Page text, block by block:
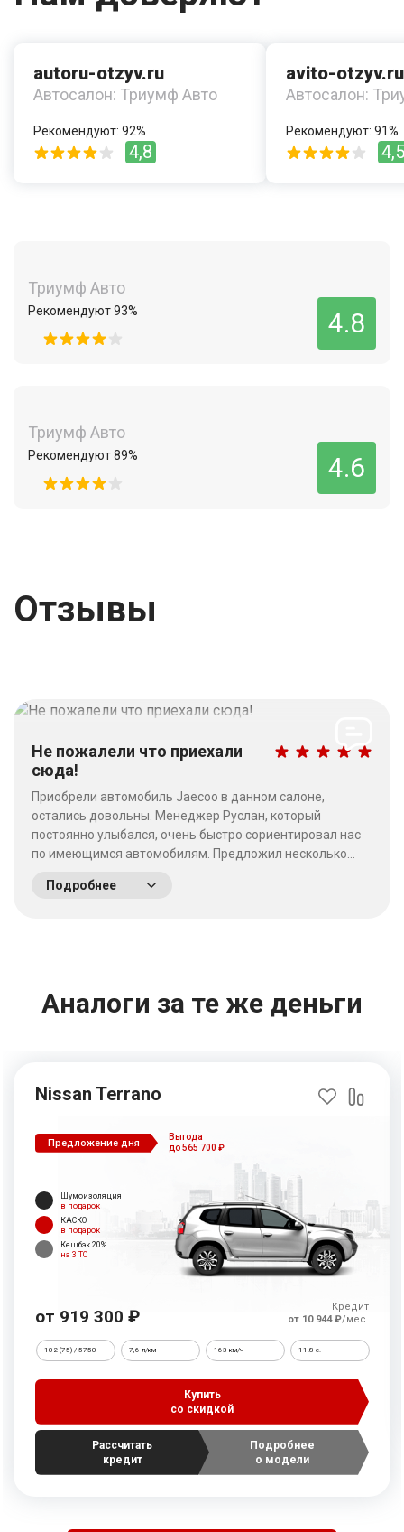
autoru-otzyv.ru
Автосалон: Триумф Авто
Рекомендуют: 92%
4,8
avito-otzyv.ru
Автосалон:
Рекомендуют: 91%
4,5
Триумф Авто
Рекомендуют 93% 4.8
Триумф Авто
Рекомендуют 89% 4.6
Отзывы
Не пожалели что приехали
сюда!
Приобрели автомобиль Jaecoo в данном салоне,
остались довольны. Менеджер Руслан, который
постоянно улыбался, очень быстро сориентировал нас
по имеющимся автомобилям. Предложил несколько
пожалели что приехали сюда! Качество работы на
Подробнее
Аналоги за те же деньги
Nissan Terrano
Предложение дня
Выгода
до 565 700 ₽
Шумоизоляция
в подарок
КАСКО
в подарок
Кешбэк 20%
на 3 ТО
от 919 300 ₽
Кредит
от 10 944 ₽/мес.
102 (75) / 5750 7,6 л/км 163 км/ч 11.8 c.
Купить
со скидкой
Рассчитать
кредит
Подробнее
о модели